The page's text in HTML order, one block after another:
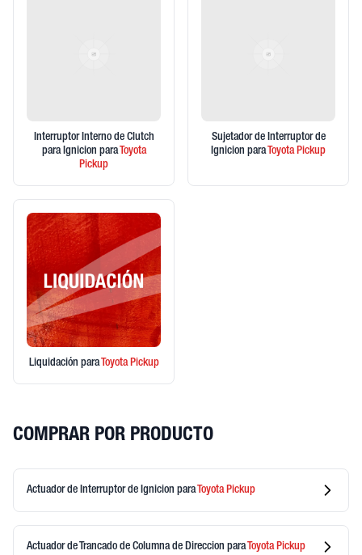
Interruptor Interno de Clutch
para Ignicion para Toyota
Pickup
Sujetador de Interruptor de
Ignicion para ToyotaPickup
Liquidación para ToyotaPickup
COMPRAR POR PRODUCTO
Actuador de Interruptor de Ignicion paraToyotaPickup
Actuador de Trancado de Columna de Direccion paraToyotaPickup